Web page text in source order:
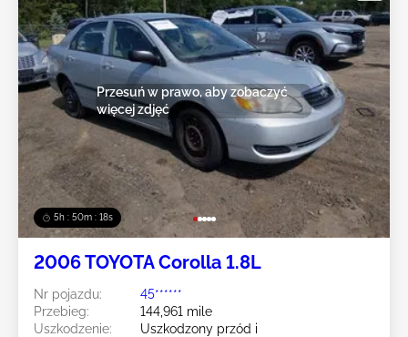
5h : 50m : 16s
Przesuń w prawo, aby zobaczyć
więcej zdjęć
2006 TOYOTA Corolla 1.8L
Nr pojazdu:
45******
Przebieg:
144,961 mile
Uszkodzenie:
Uszkodzony przód i